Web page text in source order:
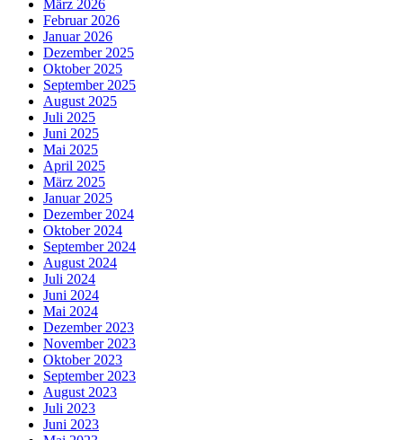
März 2026
Februar 2026
Januar 2026
Dezember 2025
Oktober 2025
September 2025
August 2025
Juli 2025
Juni 2025
Mai 2025
April 2025
März 2025
Januar 2025
Dezember 2024
Oktober 2024
September 2024
August 2024
Juli 2024
Juni 2024
Mai 2024
Dezember 2023
November 2023
Oktober 2023
September 2023
August 2023
Juli 2023
Juni 2023